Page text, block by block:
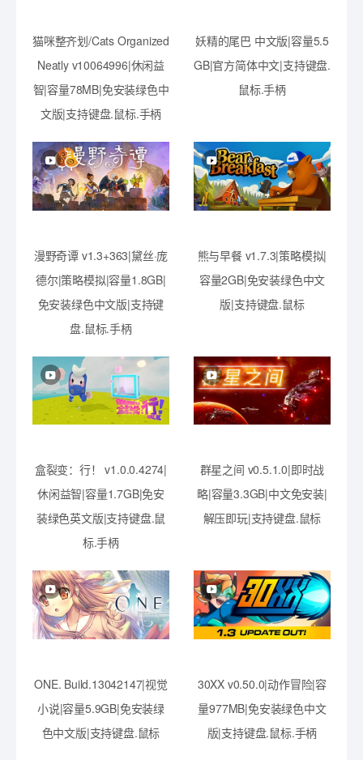
猫咪整齐划/Cats Organized
Neatly v10064996|休闲益
智|容量78MB|免安装绿色中
文版|支持键盘.鼠标.手柄
妖精的尾巴 中文版|容量5.5
GB|官方简体中文|支持键盘.
鼠标.手柄
漫野奇谭 v1.3+363|黛丝·庞
德尔|策略模拟|容量1.8GB|
免安装绿色中文版|支持键
盘.鼠标.手柄
熊与早餐 v1.7.3|策略模拟|
容量2GB|免安装绿色中文
版|支持键盘.鼠标
盒裂变：行！ v1.0.0.4274|
休闲益智|容量1.7GB|免安
装绿色英文版|支持键盘.鼠
标.手柄
群星之间 v0.5.1.0|即时战
略|容量3.3GB|中文免安装|
解压即玩|支持键盘.鼠标
ONE. Build.13042147|视觉
小说|容量5.9GB|免安装绿
色中文版|支持键盘.鼠标
30XX v0.50.0|动作冒险|容
量977MB|免安装绿色中文
版|支持键盘.鼠标.手柄